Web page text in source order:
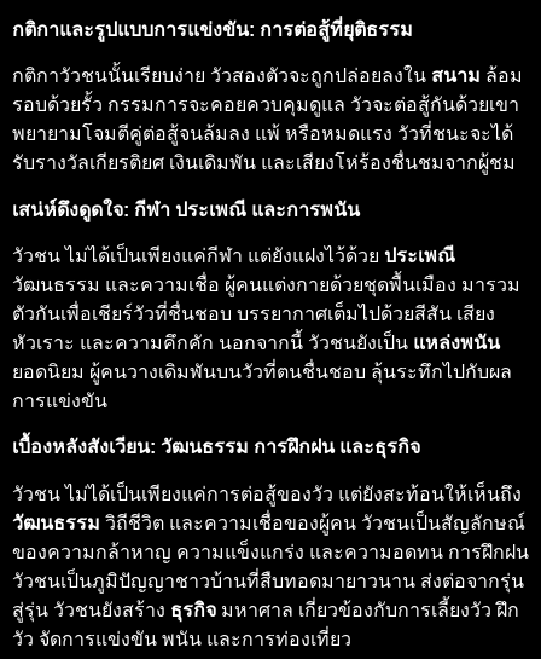
กติกาและรูปแบบการแข่งขัน: การต่อสู้ที่ยุติธรรม
กติกาวัวชนนั้นเรียบง่าย วัวสองตัวจะถูกปล่อยลงใน สนาม ล้อม
รอบด้วยรั้ว กรรมการจะคอยควบคุมดูแล วัวจะต่อสู้กันด้วยเขา
พยายามโจมตีคู่ต่อสู้จนล้มลง แพ้ หรือหมดแรง วัวที่ชนะจะได้
รับรางวัลเกียรติยศ เงินเดิมพัน และเสียงโห่ร้องชื่นชมจากผู้ชม
เสน่ห์ดึงดูดใจ: กีฬา ประเพณี และการพนัน
วัวชน ไม่ได้เป็นเพียงแค่กีฬา แต่ยังแฝงไว้ด้วย ประเพณี
วัฒนธรรม และความเชื่อ ผู้คนแต่งกายด้วยชุดพื้นเมือง มารวม
ตัวกันเพื่อเชียร์วัวที่ชื่นชอบ บรรยากาศเต็มไปด้วยสีสัน เสียง
หัวเราะ และความคึกคัก นอกจากนี้ วัวชนยังเป็น แหล่งพนัน
ยอดนิยม ผู้คนวางเดิมพันบนวัวที่ตนชื่นชอบ ลุ้นระทึกไปกับผล
การแข่งขัน
เบื้องหลังสังเวียน: วัฒนธรรม การฝึกฝน และธุรกิจ
วัวชน ไม่ได้เป็นเพียงแค่การต่อสู้ของวัว แต่ยังสะท้อนให้เห็นถึง
วัฒนธรรม วิถีชีวิต และความเชื่อของผู้คน วัวชนเป็นสัญลักษณ์
ของความกล้าหาญ ความแข็งแกร่ง และความอดทน การฝึกฝน
วัวชนเป็นภูมิปัญญาชาวบ้านที่สืบทอดมายาวนาน ส่งต่อจากรุ่น
สู่รุ่น วัวชนยังสร้าง ธุรกิจ มหาศาล เกี่ยวข้องกับการเลี้ยงวัว ฝึก
วัว จัดการแข่งขัน พนัน และการท่องเที่ยว